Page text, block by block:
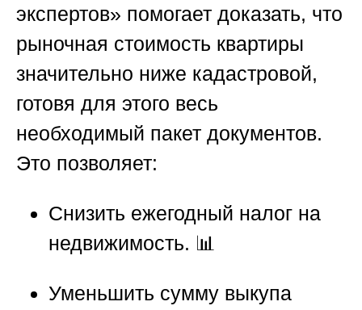
экспертов» помогает доказать, что
рыночная стоимость квартиры
значительно ниже кадастровой,
готовя для этого весь
необходимый пакет документов.
Это позволяет:
Снизить ежегодный налог на
недвижимость. 📊
Уменьшить сумму выкупа